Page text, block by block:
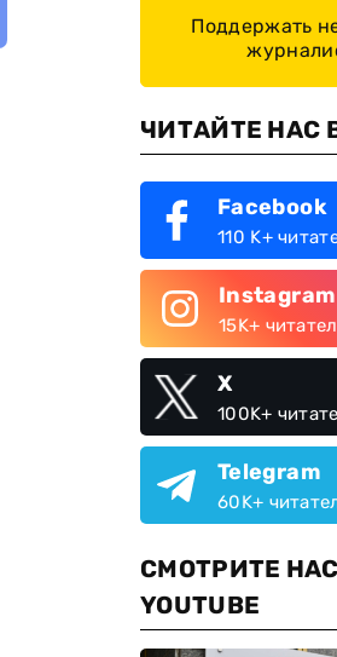
Поддержать
ЧИТАЙТЕ НАС
Facebook
110 K+
Instagram
15K+
X
100K+
Telegram
60K+
СМОТРИТЕ
YOUTUBE